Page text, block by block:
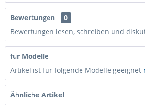
Bewertungen
0
Bewertungen lesen, schreiben und
für Modelle
Artikel ist für folgende Modelle geeignet
Ähnliche Artikel